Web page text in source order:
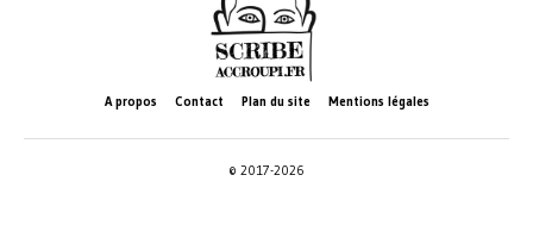
A propos Contact Plan du site Mentions légales
© 2017-2026